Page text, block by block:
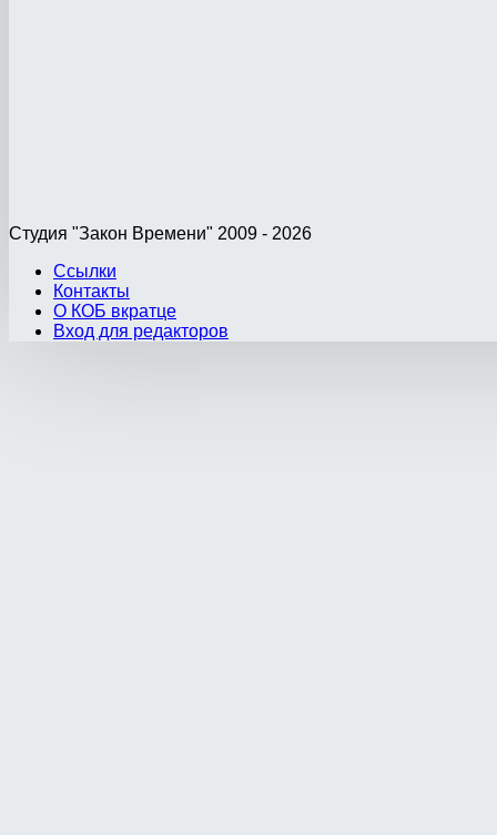
Студия "Закон Времени" 2009 - 2026
Ссылки
Контакты
О КОБ вкратце
Вход для редакторов